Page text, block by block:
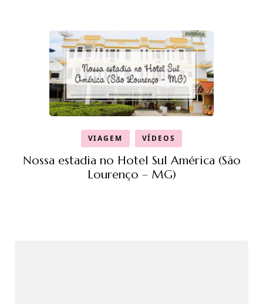
VIAGEM VÍDEOS
Nossa estadia no Hotel Sul América (São
Lourenço – MG)